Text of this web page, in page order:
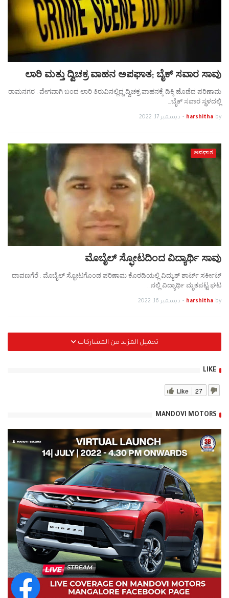
ಲಾರಿ ಮತ್ತು ದ್ವಿಚಕ್ರ ವಾಹನ ಅಪಘಾತ; ಬೈಕ್ ಸವಾರ ಸಾವು
ರಾಮನಗರ : ವೇಗವಾಗಿ ಬಂದ ಲಾರಿ ತಿರುವಿನಲ್ಲಿದ್ದ ದ್ವಿಚಕ್ರ ವಾಹನಕ್ಕೆ ಡಿಕ್ಕಿ ಹೊಡೆದ ಪರಿಣಾಮ
ಬೈಕ್ ಸವಾರ ಸ್ಥಳದಲ್ಲಿ…
by
harshitha
- ديسمبر 17, 2022
ಅಪಘಾತ
ಮೊಬೈಲ್ ಸ್ಫೋಟದಿಂದ ವಿದ್ಯಾರ್ಥಿ ಸಾವು
ದಾವಣಗೆರೆ : ಮೊಬೈಲ್ ಸ್ಫೋಟಗೊಂಡ ಪರಿಣಾಮ ಕೊಠಡಿಯಲ್ಲಿ ವಿದ್ಯುತ್ ಶಾರ್ಟ್ ಸರ್ಕೀಟ್
ನಲ್ಲಿ ವಿದ್ಯಾರ್ಥಿ ಮೃತಪಟ್ಟ ಘಟ…
by
harshitha
- ديسمبر 16, 2022
تحميل المزيد من المشاركات
LIKE
Like 27
MANDOVI MOTORS